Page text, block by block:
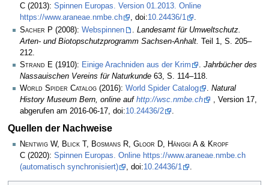
C (2013): Spinnen Europas. Version 01.2013. Online
https://www.araneae.nmbe.ch
, doi:10.24436/1
.
Sacher P (2008): Webspinnen
Landesamt für Umweltschutz.
Arten- und Biotopschutzprogramm Sachsen-Anhalt. Teil 1, S. 205–
212.
Strand E (1910): Einige Arachniden aus der Krim . Jahrbücher des
Nassauischen Vereins für Naturkunde 63, S. 114–118.
World Spider Catalog (2016): World Spider Catalog . Natural
History Museum Bern, online auf http://wsc.nmbe.ch
, Version 17,
abgerufen am 2016-06-17, doi:10.24436/2 .
Quellen der Nachweise
Nentwig W, Blick T, Bosmans R, Gloor D, Hänggi A & Kropf
C (2020): Spinnen Europas. Online https://www.araneae.nmbe.ch
(automatisch synchronisiert)
, doi:10.24436/1 .